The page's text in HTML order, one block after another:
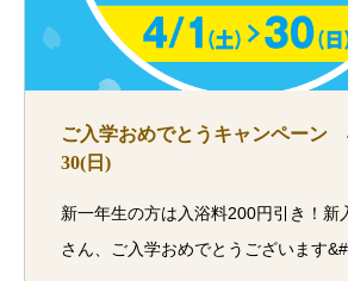
ご入学おめでとうキャンペーン
30(日)
新一年生の方は入浴料200円引き！新
さん、ご入学おめでとうございます